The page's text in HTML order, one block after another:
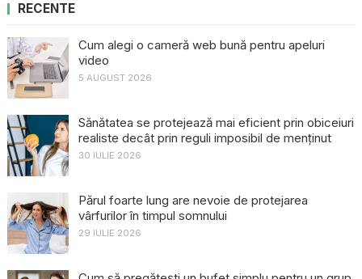
RECENTE
Cum alegi o cameră web bună pentru apeluri
video
5 AUGUST 2026
Sănătatea se protejează mai eficient prin obiceiuri
realiste decât prin reguli imposibil de menținut
30 IULIE 2026
Părul foarte lung are nevoie de protejarea
vârfurilor în timpul somnului
29 IULIE 2026